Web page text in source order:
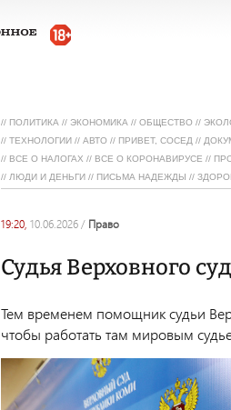
// ПОЛИТИКА // ЭКОНОМИКА // ОБЩЕСТВО //
// ТЕХНОЛОГИИ // АВТО // ПРИВЕТ, СОСЕД //
// ВСЕ О НАЛОГАХ // ВСЕ О КОРОНАВИРУСЕ //
// ЛЮДИ И ДЕНЬГИ // ПИСЬМА НАДЕЖДЫ //
19:20, 10.06.2026 / право
Судья Верховного
Тем временем помощник судьи
чтобы работать там мировым